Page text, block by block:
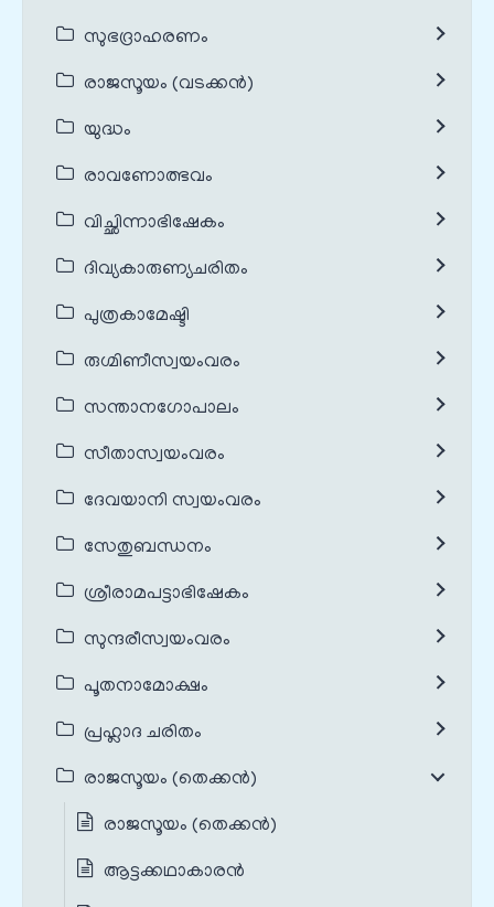
സുഭദ്രാഹരണം
രാജസൂയം (വടക്കൻ)
യുദ്ധം
രാവണോത്ഭവം
വിച്ഛിന്നാഭിഷേകം
ദിവ്യകാരുണ്യചരിതം
പുത്രകാമേഷ്ടി
രുഗ്മിണീസ്വയംവരം
സന്താനഗോപാലം
സീതാസ്വയംവരം
ദേവയാനി സ്വയംവരം
സേതുബന്ധനം
ശ്രീരാമപട്ടാഭിഷേകം
സുന്ദരീസ്വയംവരം
പൂതനാമോക്ഷം
പ്രഹ്ലാദ ചരിതം
രാജസൂയം (തെക്കൻ)
രാജസൂയം (തെക്കൻ)
ആട്ടക്കഥാകാരൻ